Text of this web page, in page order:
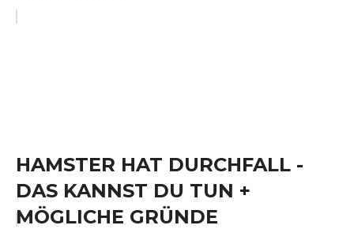
HAMSTER HAT DURCHFALL -
DAS KANNST DU TUN +
MÖGLICHE GRÜNDE